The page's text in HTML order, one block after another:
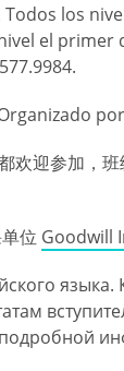
los
el primer
por
欢迎参加，
位 Goodwill